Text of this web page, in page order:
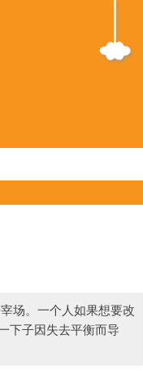
场。一个人如果想要改
下子因失去平衡而导